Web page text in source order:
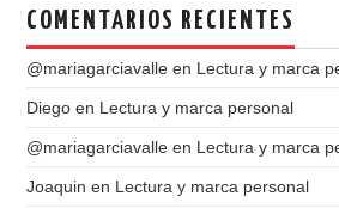
COMENTARIOS RECIENTES
@mariagarciavalle en Lectura y marca
Diego en Lectura y marca personal
@mariagarciavalle en Lectura y marca
Joaquin en Lectura y marca personal